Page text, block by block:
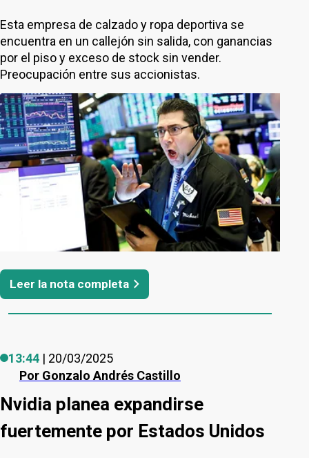
Esta empresa de calzado y ropa deportiva se
encuentra en un callejón sin salida, con ganancias
por el piso y exceso de stock sin vender.
Preocupación entre sus accionistas.
Leer la nota completa
Por Gonzalo Andrés Castillo
13:44 | 20/03/2025
Nvidia planea expandirse
fuertemente por Estados Unidos